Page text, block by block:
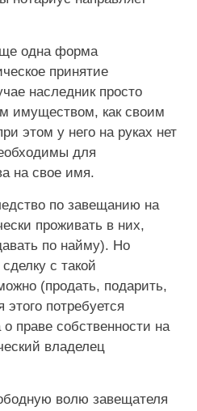
одна форма
принятие
наследник просто
имуществом, как своим
этом у него на руках нет
для
на свое имя.
по завещанию на
проживать в них,
по найму). Но
с такой
(продать, подарить,
потребуется
праве собственности на
владелец
волю завещателя